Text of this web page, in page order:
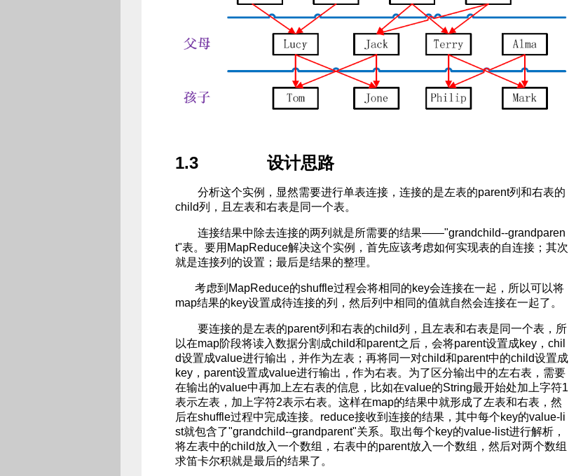
1.3 设计思路
分析这个实例，显然需要进行单表连接，连接的是左表的parent列和右表的
child列，且左表和右表是同一个表。
连接结果中除去连接的两列就是所需要的结果——"grandchild--grandparen
t"表。要用MapReduce解决这个实例，首先应该考虑如何实现表的自连接；其次
就是连接列的设置；最后是结果的整理。
考虑到MapReduce的shuffle过程会将相同的key会连接在一起，所以可以将
map结果的key设置成待连接的列，然后列中相同的值就自然会连接在一起了。
要连接的是左表的parent列和右表的child列，且左表和右表是同一个表，所
以在map阶段将读入数据分割成child和parent之后，会将parent设置成key，chil
d设置成value进行输出，并作为左表；再将同一对child和parent中的child设置成
key，parent设置成value进行输出，作为右表。为了区分输出中的左右表，需要
在输出的value中再加上左右表的信息，比如在value的String最开始处加上字符1
表示左表，加上字符2表示右表。这样在map的结果中就形成了左表和右表，然
后在shuffle过程中完成连接。reduce接收到连接的结果，其中每个key的value-li
st就包含了"grandchild--grandparent"关系。取出每个key的value-list进行解析，
将左表中的child放入一个数组，右表中的parent放入一个数组，然后对两个数组
求笛卡尔积就是最后的结果了。